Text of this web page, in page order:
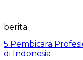
berita
5 Pembicara
di Indonesia